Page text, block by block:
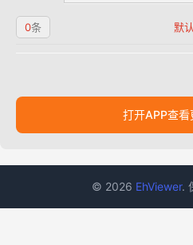
默认
0条
打开APP查看
© 2026 EhViewer.